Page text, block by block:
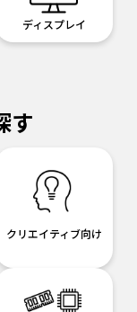
ディスプレイ
す
クリエイティブ向け